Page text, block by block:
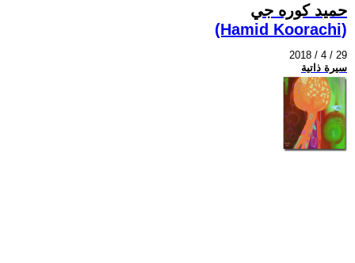
حميد كوره جي
(Hamid Koorachi)
2018 / 4 / 29
سيرة ذاتية